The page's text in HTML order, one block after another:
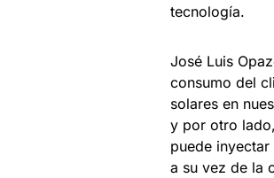
tecnología.
José Luis
consumo del
solares en
y por otro
puede
a su vez de la